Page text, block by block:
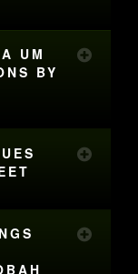
UM
BY